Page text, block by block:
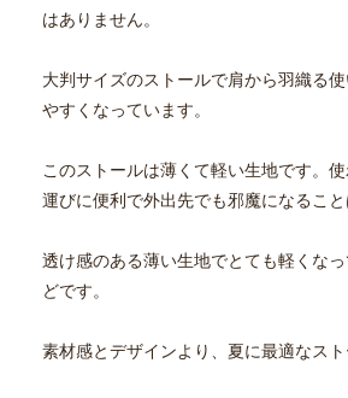
はありません。
大判サイズのストールで肩から羽織る
やすくなっています。
このストールは薄くて軽い生地です。
運びに便利で外出先でも邪魔になること
透け感のある薄い生地でとても軽くな
どです。
素材感とデザインより、夏に最適なスト